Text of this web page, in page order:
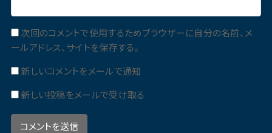
次回のコメントで使用するためブラウザーに自分の名前、メ
ールアドレス、サイトを保存する。
新しいコメントをメールで通知
新しい投稿をメールで受け取る